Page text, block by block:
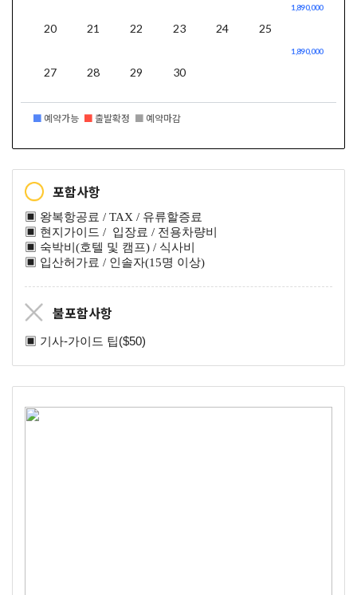
1,890,000
20 21 22 23 24 25
1,890,000
27 28 29 30
■ 예약가능 ■ 출발확정 ■ 예약마감
포함사항
▣ 왕복항공료 / TAX / 유류할증료
▣ 현지가이드 / 입장료 / 전용차량비
▣ 숙박비(호텔 및 캠프) / 식사비
▣ 입산허가료 / 인솔자(15명 이상)
불포함사항
▣ 기사-가이드 팁($50)